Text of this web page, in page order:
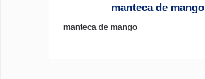
manteca de mango
manteca de mango